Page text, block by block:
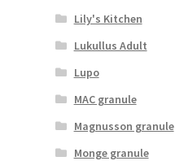
Lily's Kitchen
Lukullus Adult
Lupo
MAC granule
Magnusson granule
Monge granule